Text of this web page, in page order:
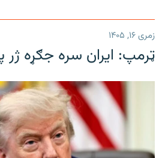
زمری ۱۶, ۱۴۰۵
ټرمپ: ایران سره جګړه ژر